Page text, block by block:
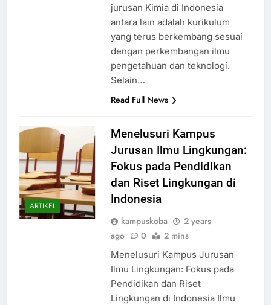
jurusan Kimia di Indonesia
antara lain adalah kurikulum
yang terus berkembang sesuai
dengan perkembangan ilmu
pengetahuan dan teknologi.
Selain…
Read Full News
ARTIKEL
Menelusuri Kampus
Jurusan Ilmu Lingkungan:
Fokus pada Pendidikan
dan Riset Lingkungan di
Indonesia
kampuskoba
2 years
ago
0 2 mins
Menelusuri Kampus Jurusan
Ilmu Lingkungan: Fokus pada
Pendidikan dan Riset
Lingkungan di Indonesia Ilmu